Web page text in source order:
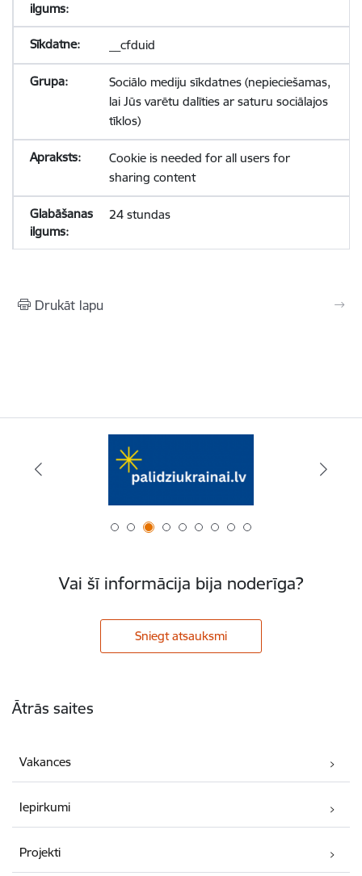
__cfduid
Sociālo mediju sīkdatnes (nepieciešamas,
lai Jūs varētu dalīties ar saturu sociālajos
tīklos)
Cookie is needed for all users for
sharing content
24 stundas
Drukāt lapu
Vai šī informācija bija noderīga?
Sniegt atsauksmi
Ātrās saites
Vakances
Iepirkumi
Projekti